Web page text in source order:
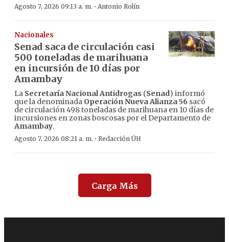
Agosto 7, 2026 09:13 a. m. · Antonio Rolín
Nacionales
Senad saca de circulación casi
500 toneladas de marihuana
en incursión de 10 días por
Amambay
La Secretaría Nacional Antidrogas (Senad) informó
que la denominada Operación Nueva Alianza 56 sacó
de circulación 498 toneladas de marihuana en 10 días de
incursiones en zonas boscosas por el Departamento de
Amambay.
Agosto 7, 2026 08:21 a. m. · Redacción ÚH
Carga Más